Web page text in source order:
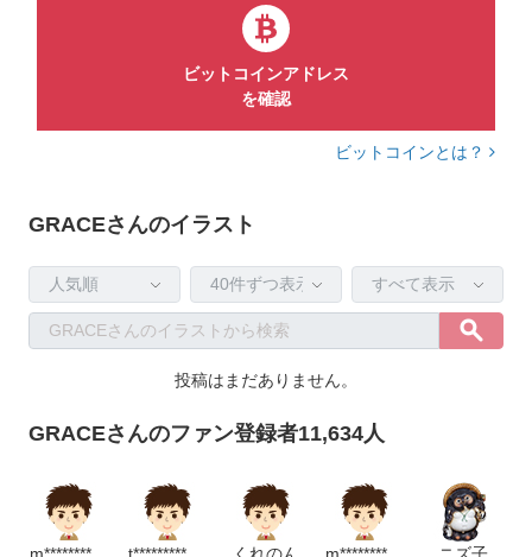
ビットコインアドレス
を確認
ビットコインとは？
GRACEさんのイラスト
投稿はまだありません。
GRACEさんのファン登録者11,634人